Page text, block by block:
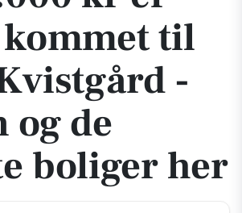
til
-
og de
boliger her